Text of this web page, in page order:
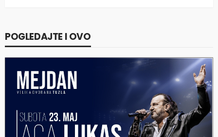
POGLEDAJTE I OVO